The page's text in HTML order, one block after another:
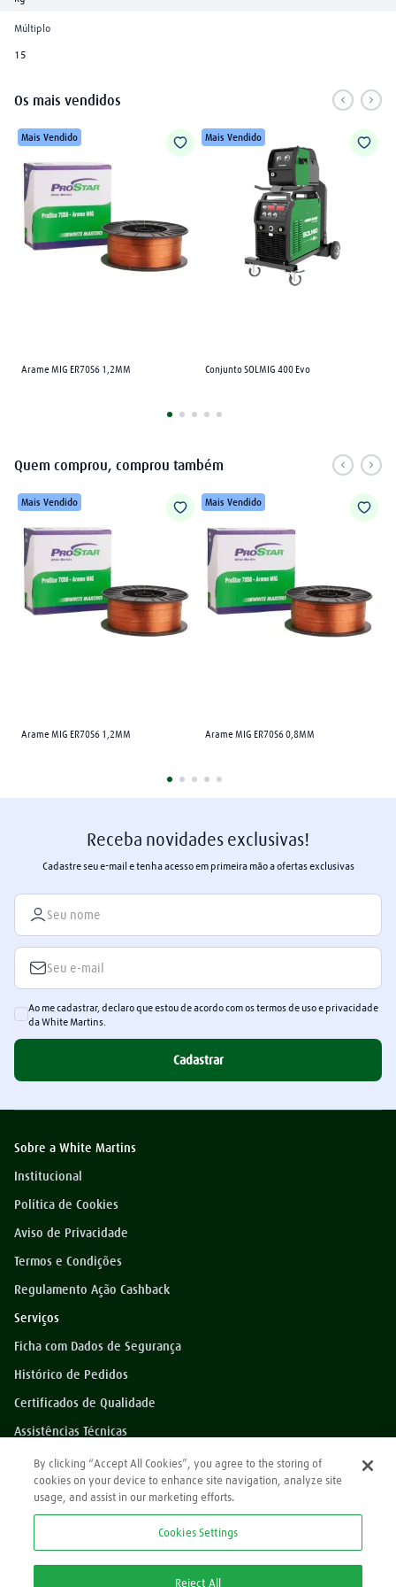
Múltiplo
15
Os mais vendidos
Mais Vendido
Arame MIG ER70S6 1,2MM
Mais Vendido
Conjunto SOLMIG 400 Evo
Quem comprou, comprou também
Mais Vendido
Arame MIG ER70S6 1,2MM
Mais Vendido
Arame MIG ER70S6 0,8MM
Receba novidades exclusivas!
Cadastre seu e-mail e tenha acesso em primeira mão a ofertas exclusivas
Ao me cadastrar, declaro que estou de acordo com os termos de uso e privacidade
da White Martins.
Cadastrar
Sobre a White Martins
Institucional
Política de Cookies
Aviso de Privacidade
Termos e Condições
Regulamento Ação Cashback
Serviços
Ficha com Dados de Segurança
Histórico de Pedidos
Certificados de Qualidade
Assistências Técnicas
Dúvidas?
Perguntas Frequentes
*Preços exibidos sem impostos
By clicking “Accept All Cookies”, you agree to the storing of
cookies on your device to enhance site navigation, analyze site
usage, and assist in our marketing efforts.
Cookies Settings
Reject All